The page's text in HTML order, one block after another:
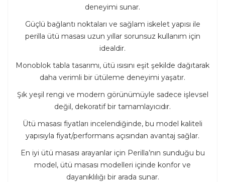
deneyimi sunar.
Güçlü bağlantı noktaları ve sağlam iskelet yapısı ile
perilla ütü masası uzun yıllar sorunsuz kullanım için
idealdir.
Monoblok tabla tasarımı, ütü ısısını eşit şekilde dağıtarak
daha verimli bir ütüleme deneyimi yaşatır.
Şık yeşil rengi ve modern görünümüyle sadece işlevsel
değil, dekoratif bir tamamlayıcıdır.
Ütü masası fiyatları incelendiğinde, bu model kaliteli
yapısıyla fiyat/performans açısından avantaj sağlar.
En iyi ütü masası arayanlar için Perilla’nın sunduğu bu
model, ütü masası modelleri içinde konfor ve
dayanıklılığı bir arada sunar.